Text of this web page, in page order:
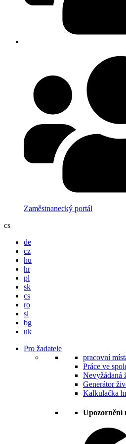
Zaměstnanecký portál
cs
de
cz
hu
hr
pl
sk
cs
ro
sl
bg
uk
Pro žadatele
pracovní
Práce ve
Nevyžádaná
Generátor
Kalkulačka
Upozornění